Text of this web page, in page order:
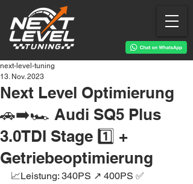
Next Level Optimierung
🚗➡️🏎 Audi SQ5 Plus
3.0TDI Stage 1️⃣ +
Getriebeoptimierung
next-level-tuning
13. Nov. 2023
📈Leistung: 340PS ↗️ 400PS ✅